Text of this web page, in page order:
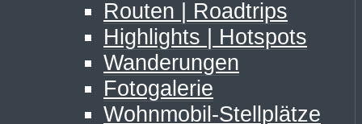
Routen | Roadtrips
Highlights | Hotspots
Wanderungen
Fotogalerie
Wohnmobil-Stellplätze